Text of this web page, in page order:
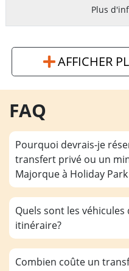
Plus
AFFICHER
FAQ
Pourquoi devrais-je
transfert privé ou un
Majorque à Holiday
Quels sont les
itinéraire?
Combien coûte un